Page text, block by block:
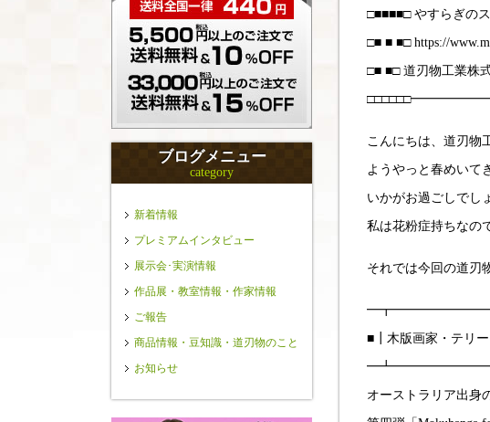
□■■■■□ やすらぎの
□■ ■ ■□ https://
□■ ■□ 道刃物工業株
こんにちは、道刃物
ようやっと春めいて
いかがお過ごしでし
私は花粉症持ちなの
それでは今回の道刃
■┃木版画家・テリー
オーストラリア出身
ブログメニュー
category
新着情報
プレミアムインタビュー
展示会･実演情報
作品展・教室情報・作家情報
ご報告
商品情報・豆知識・道刃物のこと
お知らせ